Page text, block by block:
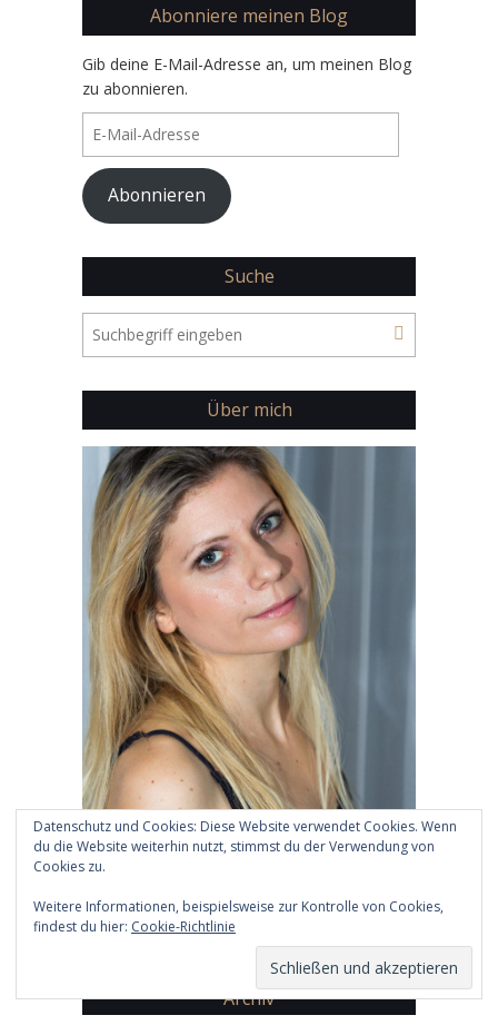
Abonniere meinen Blog
Gib deine E-Mail-Adresse an, um meinen Blog
zu abonnieren.
Mail-
Adresse
Abonnieren
Suche
Über mich
Archiv
Datenschutz und Cookies: Diese Website verwendet Cookies. Wenn
du die Website weiterhin nutzt, stimmst du der Verwendung von
Cookies zu.
Weitere Informationen, beispielsweise zur Kontrolle von Cookies,
findest du hier: Cookie-Richtlinie